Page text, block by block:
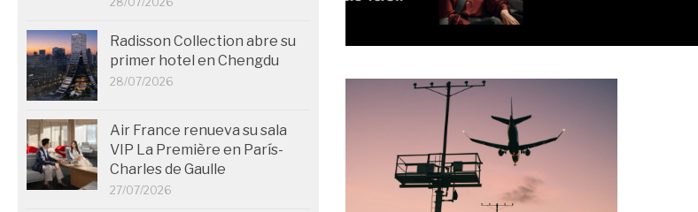
Radisson Collection abre su
primer hotel en Chengdu
28/07/2026
Air France renueva su sala
VIP La Première en París-
Charles de Gaulle
27/07/2026